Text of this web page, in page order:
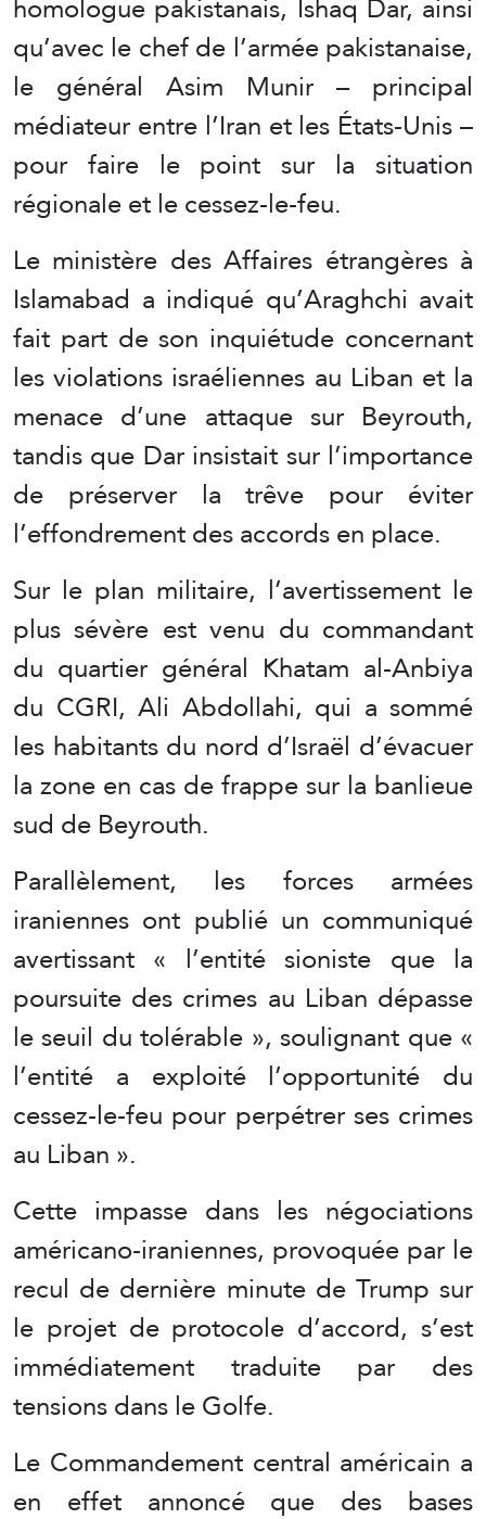
qu’avec le chef de l’armée pakistanaise,
le général Asim Munir – principal
médiateur entre l’Iran et les États-Unis –
pour faire le point sur la situation
régionale et le cessez-le-feu.
Le ministère des Affaires étrangères à
Islamabad a indiqué qu’Araghchi avait
fait part de son inquiétude concernant
les violations israéliennes au Liban et la
menace d’une attaque sur Beyrouth,
tandis que Dar insistait sur l’importance
de préserver la trêve pour éviter
l’effondrement des accords en place.
Sur le plan militaire, l’avertissement le
plus sévère est venu du commandant
du quartier général Khatam al-Anbiya
du CGRI, Ali Abdollahi, qui a sommé
les habitants du nord d’Israël d’évacuer
la zone en cas de frappe sur la banlieue
sud de Beyrouth.
Parallèlement, les forces armées
iraniennes ont publié un communiqué
avertissant « l’entité sioniste que la
poursuite des crimes au Liban dépasse
le seuil du tolérable », soulignant que «
l’entité a exploité l’opportunité du
cessez-le-feu pour perpétrer ses crimes
au Liban ».
Cette impasse dans les négociations
américano-iraniennes, provoquée par le
recul de dernière minute de Trump sur
le projet de protocole d’accord, s’est
immédiatement traduite par des
tensions dans le Golfe.
Le Commandement central américain a
en effet annoncé que des bases